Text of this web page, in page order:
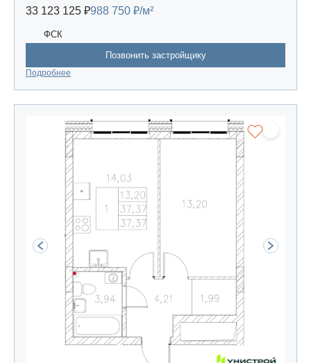
33 123 125 ₽988 750 ₽/м²
ФСК
Позвонить застройщику
Подробнее